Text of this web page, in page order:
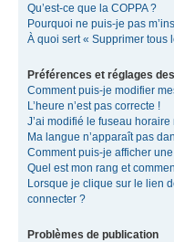
Qu’est-ce que la COPPA ?
Pourquoi ne puis-je pas
À quoi sert « Supprimer tous
Préférences et réglages
Comment puis-je modifier
L’heure n’est pas correcte !
J’ai modifié le fuseau horaire
Ma langue n’apparaît pas
Comment puis-je afficher
Quel est mon rang et
Lorsque je clique sur le lien
connecter ?
Problèmes de publication